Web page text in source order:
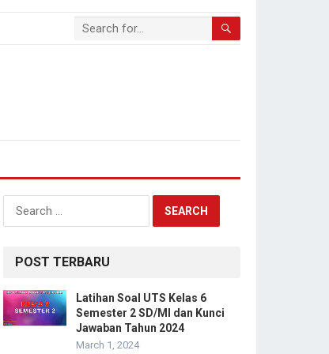
Search
for:
POST TERBARU
Latihan Soal UTS Kelas 6
Semester 2 SD/MI dan Kunci
Jawaban Tahun 2024
March 1, 2024